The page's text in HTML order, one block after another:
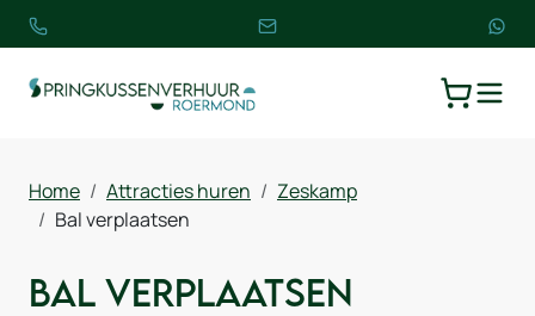
Home Attracties huren
Zeskamp
Bal verplaatsen
Bal verplaatsen